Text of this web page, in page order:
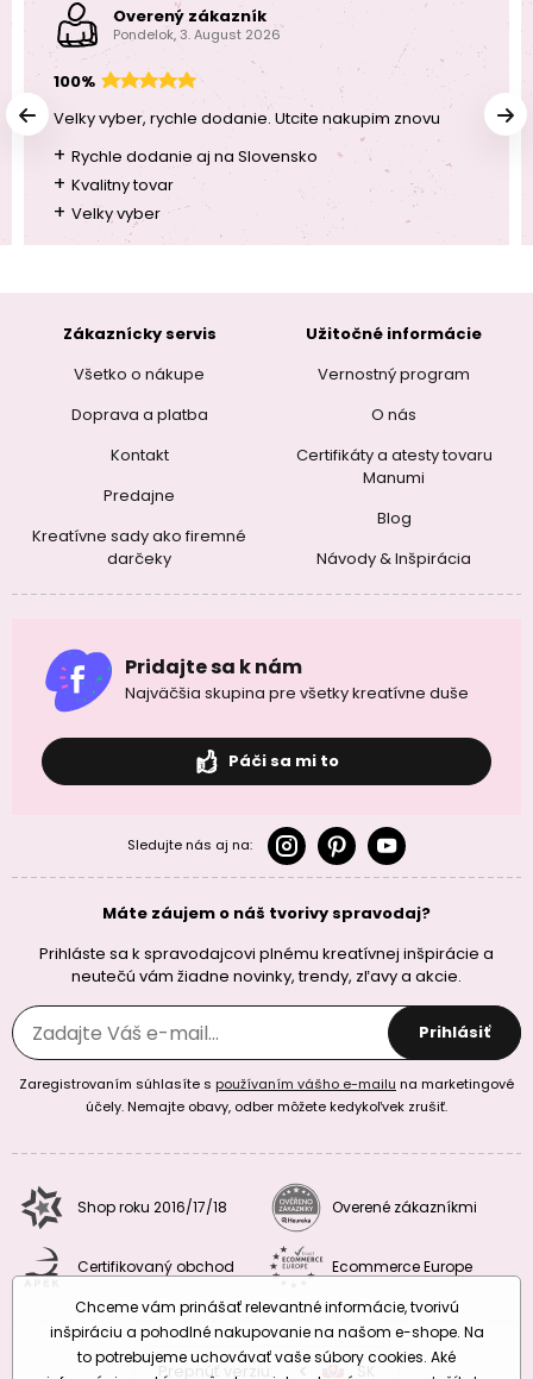
Overený zákazník
Pondelok, 3. August 2026
100%
Velky vyber, rychle dodanie. Utcite nakupim znovu
+ Rychle dodanie aj na Slovensko
+ Kvalitny tovar
+ Velky vyber
Zákaznícky servis
Všetko o nákupe
Doprava a platba
Kontakt
Predajne
Kreatívne sady ako firemné
darčeky
Užitočné informácie
Vernostný program
O nás
Certifikáty a atesty tovaru
Manumi
Blog
Návody & Inšpirácia
Pridajte sa k nám
Najväčšia skupina pre všetky kreatívne duše
Páči sa mi to
Sledujte nás aj na:
Máte záujem o náš tvorivy spravodaj?
Prihláste sa k spravodajcovi plnému kreatívnej inšpirácie a
neutečú vám žiadne novinky, trendy, zľavy a akcie.
Prihlásiť
Zaregistrovaním súhlasíte s používaním vášho e-mailu na marketingové
účely. Nemajte obavy, odber môžete kedykoľvek zrušiť.
Shop roku 2016/17/18 Overené zákazníkmi
Certifikovaný obchod Ecommerce Europe
Prepnúť verziu: CZSK
Chceme vám prinášať relevantné informácie, tvorivú
inšpiráciu a pohodlné nakupovanie na našom e-shope. Na
to potrebujeme uchovávať vaše súbory cookies. Aké